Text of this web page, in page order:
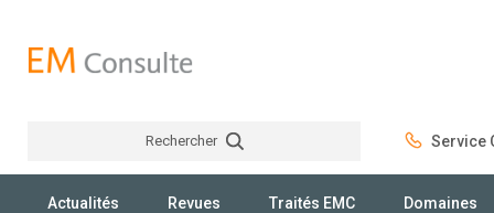
Rechercher Service
Actualités Revues Traités EMC Domaines